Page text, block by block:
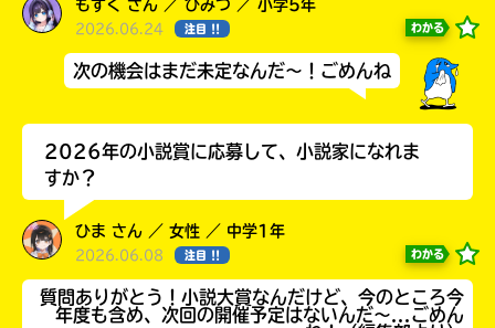
キミノラジオ配信中！
いろんな動画が
もずく さん ／ ひみつ ／ 小学5年
2026.06.24 注目 !! わかる
次の機会はまだ未定なんだ～！ごめんね
2026年の小説賞に応募して、小説家になれま
すか？
ひま さん ／ 女性 ／ 中学1年
2026.06.08 注目 !! わかる
質問ありがとう！小説大賞なんだけど、今のところ今
年度も含め、次回の開催予定はないんだ～...ごめん